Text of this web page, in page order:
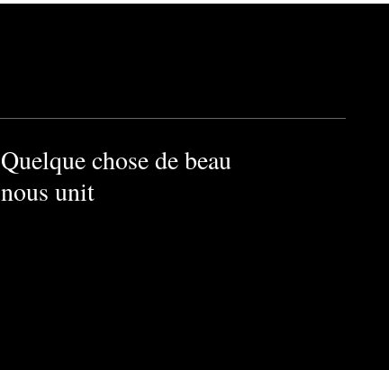
Quelque chose de beau
nous unit